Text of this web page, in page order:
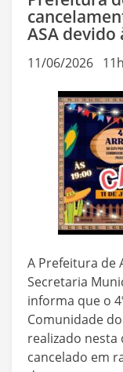
ASA devido
11/06/2026
A Prefeitura de
Secretaria
informa que o
Comunidade
realizado
cancelado em